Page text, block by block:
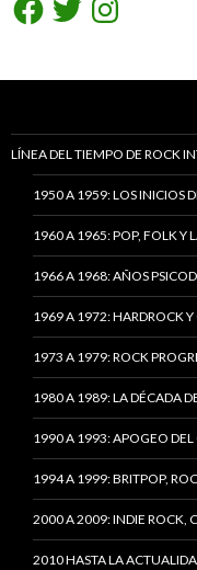
LÍNEA DEL TIEMPO DE ROCK
1950 A 1959: LOS INICIOS
1960 A 1965: POP, FOLK Y
1966 A 1968: AÑOS
1969 A 1972: HARDROCK
1973 A 1979: ROCK
1980 A 1989: LA DÉCADA
1990 A 1993: APOGEO DEL
1994 A 1999: BRITPOP,
2000 A 2009: INDIE ROCK,
2010 HASTA LA